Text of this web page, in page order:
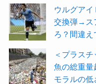
ウルグア
交換弾→ス
ろ？間違え
＜プラス
魚の総重
モラルの低